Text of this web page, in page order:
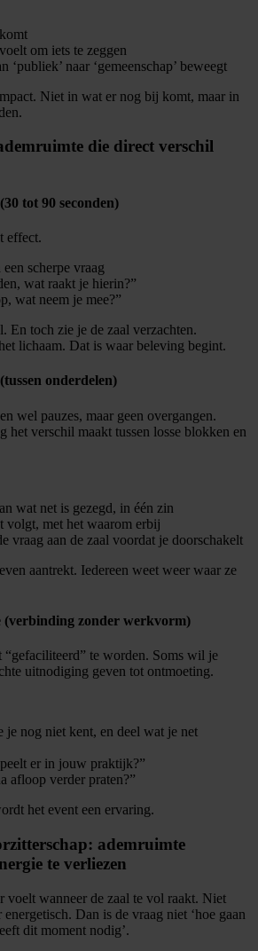
om iets te zeggen
‘publiek’ naar ‘gemeenschap’ beweegt
Niet in wat er nog bij komt, maar in
die direct verschil
tot 90 seconden)
effect.
scherpe vraag
wat raakt je hierin?”
wat neem je mee?”
En toch zie je de zaal verzachten.
lichaam. Dat is waar beleving begint.
onderdelen)
wel pauzes, maar geen overgangen.
het verschil maakt tussen losse blokken en
wat net is gezegd, in één zin
volgt, met het waarom erbij
vraag aan de zaal voordat je doorschakelt
aantrekt. Iedereen weet weer waar ze
(verbinding zonder werkvorm)
“gefaciliteerd” te worden. Soms wil je
uitnodiging geven tot ontmoeting.
je nog niet kent, en deel wat je net
er in jouw praktijk?”
afloop verder praten?”
het event een ervaring.
ademruimte
te verliezen
voelt wanneer de zaal te vol raakt. Niet
Dan is de vraag niet ‘hoe gaan
dit moment nodig’.